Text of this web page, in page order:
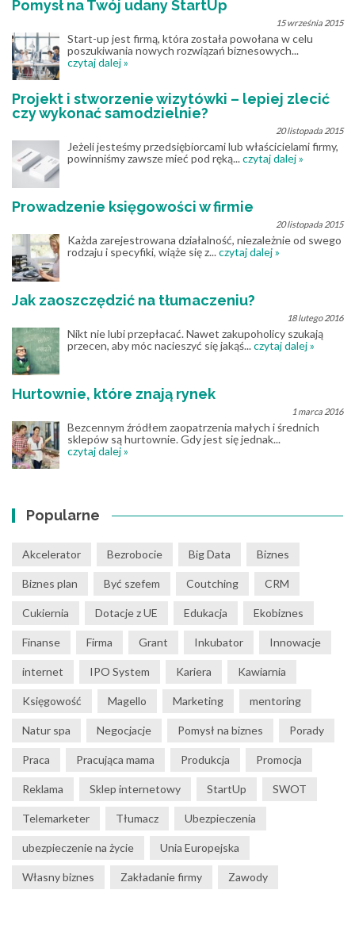
Pomysł na Twój udany StartUp
15 września 2015
Start-up jest firmą, która została powołana w celu
poszukiwania nowych rozwiązań biznesowych...
czytaj dalej »
Projekt i stworzenie wizytówki – lepiej zlecić
czy wykonać samodzielnie?
20 listopada 2015
Jeżeli jesteśmy przedsiębiorcami lub właścicielami firmy,
powinniśmy zawsze mieć pod ręką...czytaj dalej »
Prowadzenie księgowości w firmie
20 listopada 2015
Każda zarejestrowana działalność, niezależnie od swego
rodzaju i specyfiki, wiąże się z...czytaj dalej »
Jak zaoszczędzić na tłumaczeniu?
18 lutego 2016
Nikt nie lubi przepłacać. Nawet zakupoholicy szukają
przecen, aby móc nacieszyć się jakąś...czytaj dalej »
Hurtownie, które znają rynek
1 marca 2016
Bezcennym źródłem zaopatrzenia małych i średnich
sklepów są hurtownie. Gdy jest się jednak...
czytaj dalej »
Popularne
Akcelerator Bezrobocie Big Data Biznes
Biznes plan Być szefem Coutching CRM
Cukiernia Dotacje z UE Edukacja Ekobiznes
Finanse Firma Grant Inkubator Innowacje
internet IPO System Kariera Kawiarnia
Księgowość Magello Marketing mentoring
Natur spa Negocjacje Pomysł na biznes Porady
Praca Pracująca mama Produkcja Promocja
Reklama Sklep internetowy StartUp SWOT
Telemarketer Tłumacz Ubezpieczenia
ubezpieczenie na życie Unia Europejska
Własny biznes Zakładanie firmy Zawody